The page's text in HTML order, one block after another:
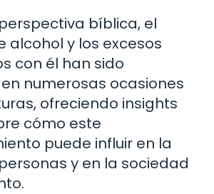
bíblica, el
alcohol y los excesos
con él han sido
numerosas ocasiones
ofreciendo insights
cómo este
puede influir en la
y en la sociedad